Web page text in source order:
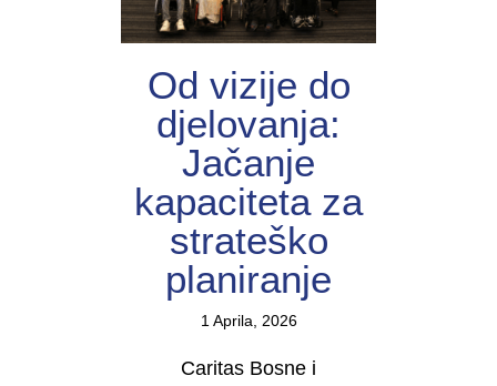
Od vizije do
djelovanja:
Jačanje
kapaciteta za
strateško
planiranje
1 Aprila, 2026
Caritas Bosne i